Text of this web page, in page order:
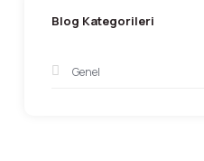
Blog Kategorileri
Genel